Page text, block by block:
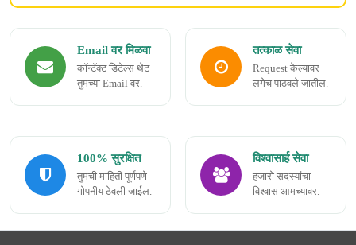
Email वर मिळवा
कॉन्टॅक्ट डिटेल्स थेट
तुमच्या Email वर.
तत्काळ सेवा
Request केल्यावर
लगेच पाठवले जातील.
100% सुरक्षित
तुमची माहिती पूर्णपणे
गोपनीय ठेवली जाईल.
विश्वासार्ह सेवा
हजारो सदस्यांचा
विश्वास आमच्यावर.